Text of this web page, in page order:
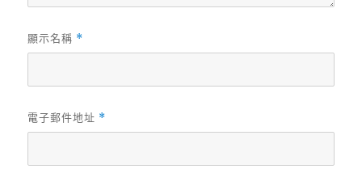
顯示名稱 *
電子郵件地址 *